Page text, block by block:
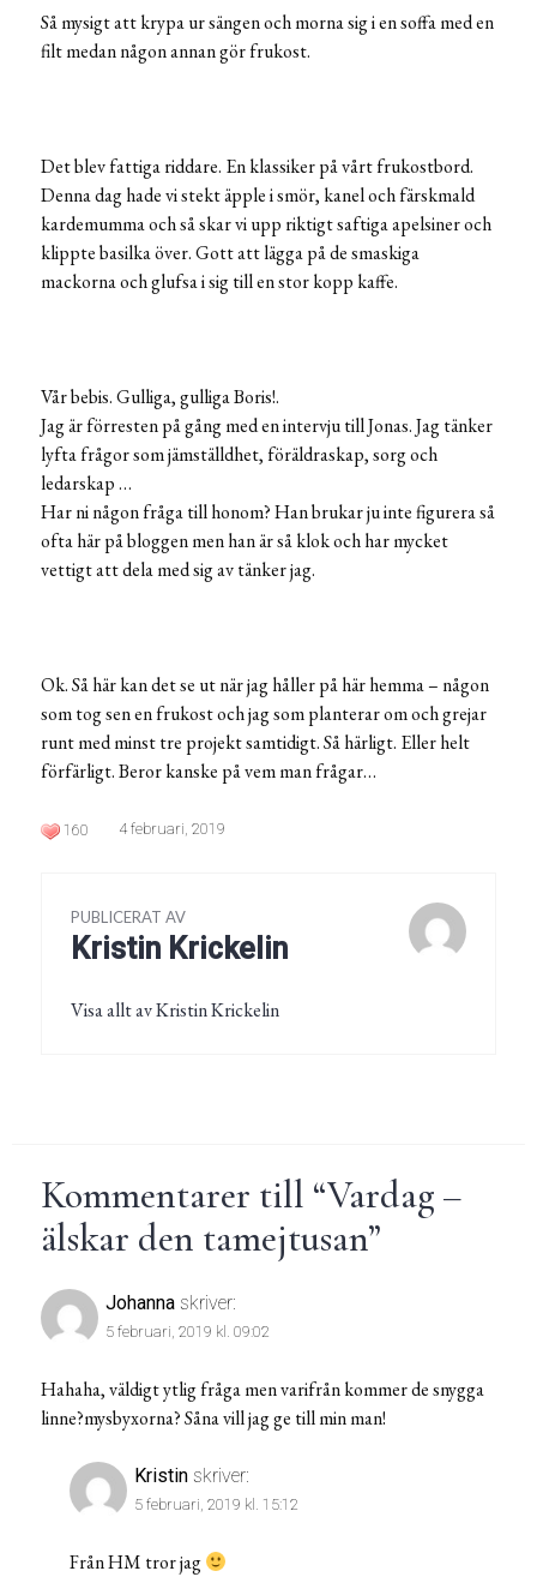
Så mysigt att krypa ur sängen och morna sig i en soffa med en
filt medan någon annan gör frukost.
Det blev fattiga riddare. En klassiker på vårt frukostbord.
Denna dag hade vi stekt äpple i smör, kanel och färskmald
kardemumma och så skar vi upp riktigt saftiga apelsiner och
klippte basilka över. Gott att lägga på de smaskiga
mackorna och glufsa i sig till en stor kopp kaffe.
Vår bebis. Gulliga, gulliga Boris!.
Jag är förresten på gång med en intervju till Jonas. Jag tänker
lyfta frågor som jämställdhet, föräldraskap, sorg och
ledarskap …
Har ni någon fråga till honom? Han brukar ju inte figurera så
ofta här på bloggen men han är så klok och har mycket
vettigt att dela med sig av tänker jag.
Ok. Så här kan det se ut när jag håller på här hemma – någon
som tog sen en frukost och jag som planterar om och grejar
runt med minst tre projekt samtidigt. Så härligt. Eller helt
förfärligt. Beror kanske på vem man frågar…
160 4 februari, 2019
PUBLICERAT AV
Kristin Krickelin
Visa allt av Kristin Krickelin
Kommentarer till “Vardag –
älskar den tamejtusan”
Johanna skriver:
5 februari, 2019 kl. 09:02
Hahaha, väldigt ytlig fråga men varifrån kommer de snygga
linne?mysbyxorna? Såna vill jag ge till min man!
Kristin skriver:
5 februari, 2019 kl. 15:12
Från HM tror jag